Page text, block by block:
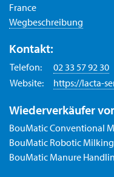
France
Wegbeschreibung
Kontakt:
Telefon:
02 33 57 92 30
Website:
https://lacta-
Wiederverkäufer
BouMatic Conventional
BouMatic Robotic
BouMatic Manure